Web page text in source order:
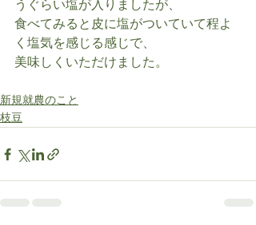
うぐらい塩が入りましたが、
食べてみると皮に塩がついていて程よ
く塩気を感じる感じで、
美味しくいただけました。
新規就農のこと
枝豆